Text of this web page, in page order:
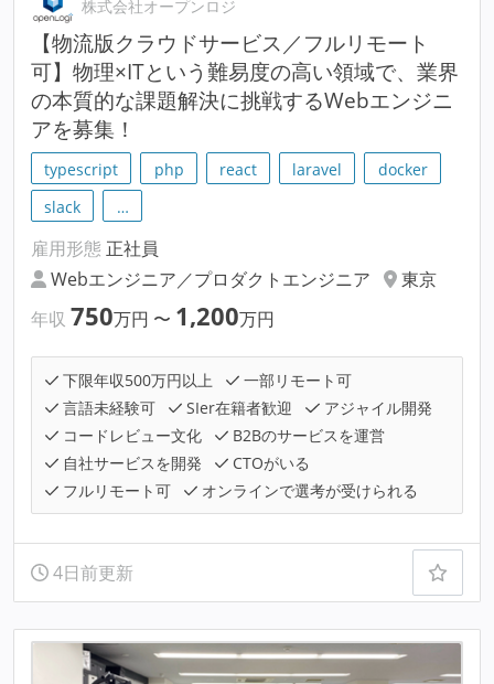
株式会社オープンロジ
【物流版クラウドサービス／フルリモート
可】物理×ITという難易度の高い領域で、業界
の本質的な課題解決に挑戦するWebエンジニ
アを募集！
typescript php react laravel
docker
slack
…
雇用形態 正社員
Webエンジニア／プロダクトエンジニア
東京
年収 750万円 〜 1,200万円
下限年収500万円以上
一部リモート可
言語未経験可
SIer在籍者歓迎
アジャイル開発
コードレビュー文化
B2Bのサービスを運営
自社サービスを開発
CTOがいる
フルリモート可
オンラインで選考が受けられる
4日前更新